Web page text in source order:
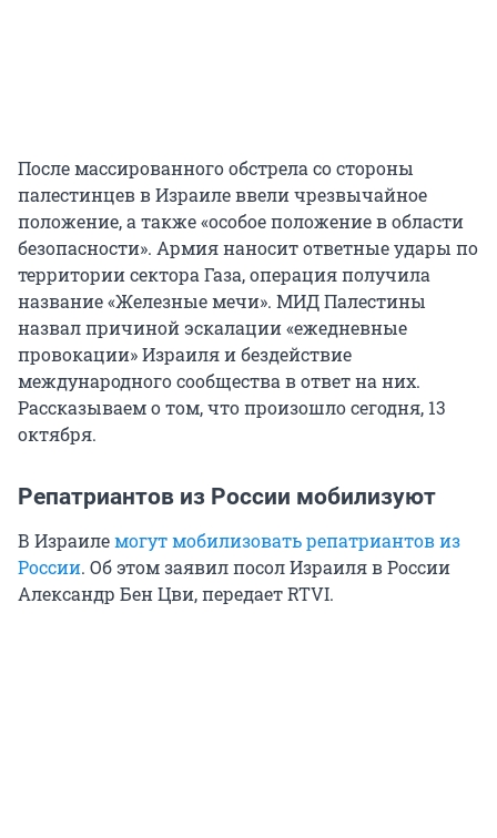
После массированного обстрела со стороны
палестинцев в Израиле ввели чрезвычайное
положение, а также «особое положение в области
безопасности». Армия наносит ответные удары по
территории сектора Газа, операция получила
название «Железные мечи». МИД Палестины
назвал причиной эскалации «ежедневные
провокации» Израиля и бездействие
международного сообщества в ответ на них.
Рассказываем о том, что произошло сегодня, 13
октября.
Репатриантов из России мобилизуют
В Израилемогут мобилизовать репатриантов из
России. Об этом заявил посол Израиля в России
Александр Бен Цви, передает RTVI.